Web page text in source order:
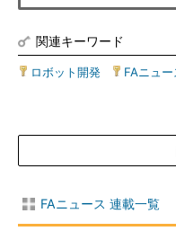
関連キーワード
ロボット開発 FAニュー
FAニュース 連載一覧